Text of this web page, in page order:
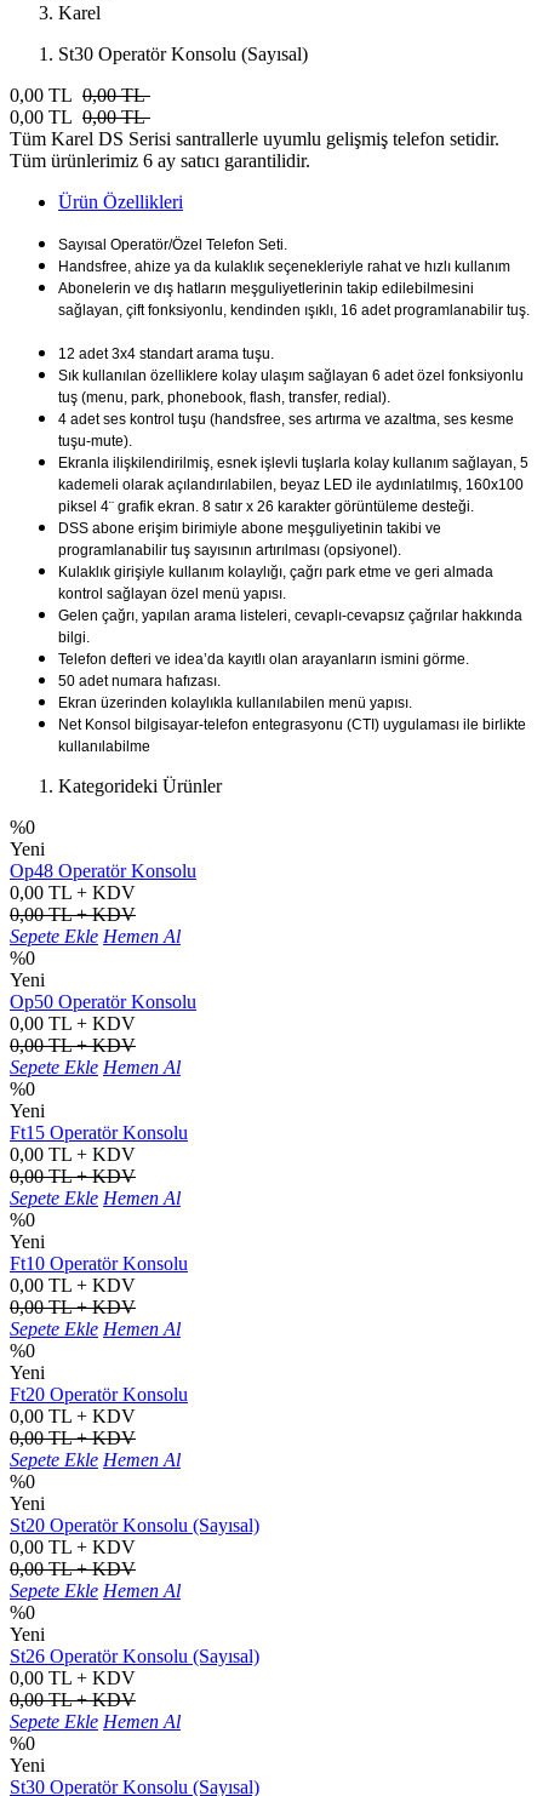
Karel
St30 Operatör Konsolu (Sayısal)
0,00 TL 0,00 TL
0,00 TL 0,00 TL
Tüm Karel DS Serisi santrallerle uyumlu gelişmiş telefon setidir.
Tüm ürünlerimiz 6 ay satıcı garantilidir.
Ürün Özellikleri
Sayısal Operatör/Özel Telefon Seti.
Handsfree, ahize ya da kulaklık seçenekleriyle rahat ve hızlı kullanım
Abonelerin ve dış hatların meşguliyetlerinin takip edilebilmesini
sağlayan, çift fonksiyonlu, kendinden ışıklı, 16 adet programlanabilir tuş.
12 adet 3x4 standart arama tuşu.
Sık kullanılan özelliklere kolay ulaşım sağlayan 6 adet özel fonksiyonlu
tuş (menu, park, phonebook, flash, transfer, redial).
4 adet ses kontrol tuşu (handsfree, ses artırma ve azaltma, ses kesme
tuşu-mute).
Ekranla ilişkilendirilmiş, esnek işlevli tuşlarla kolay kullanım sağlayan, 5
kademeli olarak açılandırılabilen, beyaz LED ile aydınlatılmış, 160x100
piksel 4¨ grafik ekran. 8 satır x 26 karakter görüntüleme desteği.
DSS abone erişim birimiyle abone meşguliyetinin takibi ve
programlanabilir tuş sayısının artırılması (opsiyonel).
Kulaklık girişiyle kullanım kolaylığı, çağrı park etme ve geri almada
kontrol sağlayan özel menü yapısı.
Gelen çağrı, yapılan arama listeleri, cevaplı-cevapsız çağrılar hakkında
bilgi.
Telefon defteri ve idea’da kayıtlı olan arayanların ismini görme.
50 adet numara hafızası.
Ekran üzerinden kolaylıkla kullanılabilen menü yapısı.
Net Konsol bilgisayar-telefon entegrasyonu (CTI) uygulaması ile birlikte
kullanılabilme
Kategorideki Ürünler
%0
Yeni
Op48 Operatör Konsolu
0,00 TL + KDV
0,00 TL + KDV
Sepete Ekle Hemen Al
%0
Yeni
Op50 Operatör Konsolu
0,00 TL + KDV
0,00 TL + KDV
Sepete Ekle Hemen Al
%0
Yeni
Ft15 Operatör Konsolu
0,00 TL + KDV
0,00 TL + KDV
Sepete Ekle Hemen Al
%0
Yeni
Ft10 Operatör Konsolu
0,00 TL + KDV
0,00 TL + KDV
Sepete Ekle Hemen Al
%0
Yeni
Ft20 Operatör Konsolu
0,00 TL + KDV
0,00 TL + KDV
Sepete Ekle Hemen Al
%0
Yeni
St20 Operatör Konsolu (Sayısal)
0,00 TL + KDV
0,00 TL + KDV
Sepete Ekle Hemen Al
%0
Yeni
St26 Operatör Konsolu (Sayısal)
0,00 TL + KDV
0,00 TL + KDV
Sepete Ekle Hemen Al
%0
Yeni
St30 Operatör Konsolu (Sayısal)